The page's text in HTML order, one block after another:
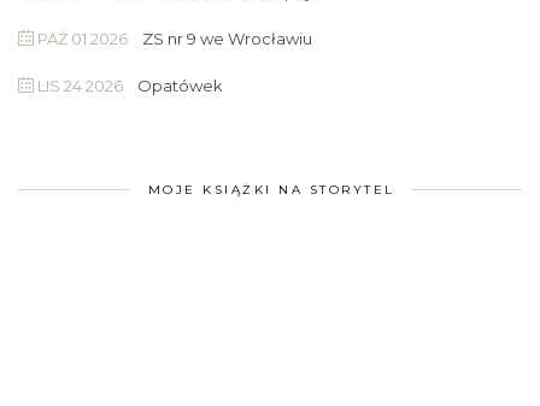
PAŹ 01 2026 ZS nr 9 we Wrocławiu
LIS 24 2026 Opatówek
MOJE KSIĄŻKI NA STORYTEL